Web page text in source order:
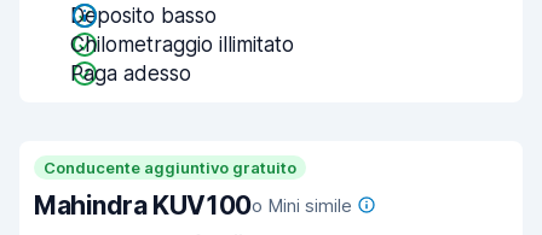
Deposito basso
Chilometraggio illimitato
Paga adesso
Conducente aggiuntivo gratuito
Mahindra KUV100o Mini simile